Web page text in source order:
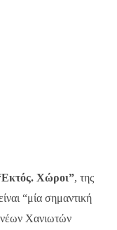
Χώροι”, της
“μία σημαντική
νέων Χανιωτών